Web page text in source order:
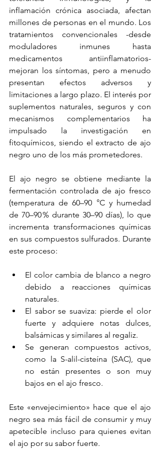
inflamación crónica asociada, afectan
millones de personas en el mundo. Los
tratamientos convencionales -desde
moduladores inmunes hasta
medicamentos antiinflamatorios-
mejoran los síntomas, pero a menudo
presentan efectos adversos y
limitaciones a largo plazo. El interés por
suplementos naturales, seguros y con
mecanismos complementarios ha
impulsado la investigación en
fitoquímicos, siendo el extracto de ajo
negro uno de los más prometedores.
El ajo negro se obtiene mediante la
fermentación controlada de ajo fresco
(temperatura de 60–90 °C y humedad
de 70–90 % durante 30–90 días), lo que
incrementa transformaciones químicas
en sus compuestos sulfurados. Durante
este proceso:
El color cambia de blanco a negro
debido a reacciones químicas
naturales.
El sabor se suaviza: pierde el olor
fuerte y adquiere notas dulces,
balsámicas y similares al regaliz.
Se generan compuestos activos,
como la S-alil-cisteína (SAC), que
no están presentes o son muy
bajos en el ajo fresco.
Este «envejecimiento» hace que el ajo
negro sea más fácil de consumir y muy
apetecible incluso para quienes evitan
el ajo por su sabor fuerte.